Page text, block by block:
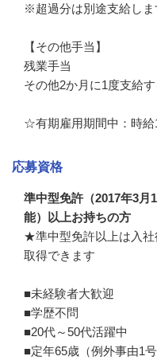
※超過分は別途支給しま
【その他手当】
残業手当
その他2か月に1度支給
☆有期雇用期間中：時給
応募資格
準中型免許（2017年3月
能）以上お持ちの方
★準中型免許以上は入
取得できます
■未経験者大歓迎
■学歴不問
■20代～50代活躍中
■定年65歳（例外事由1号